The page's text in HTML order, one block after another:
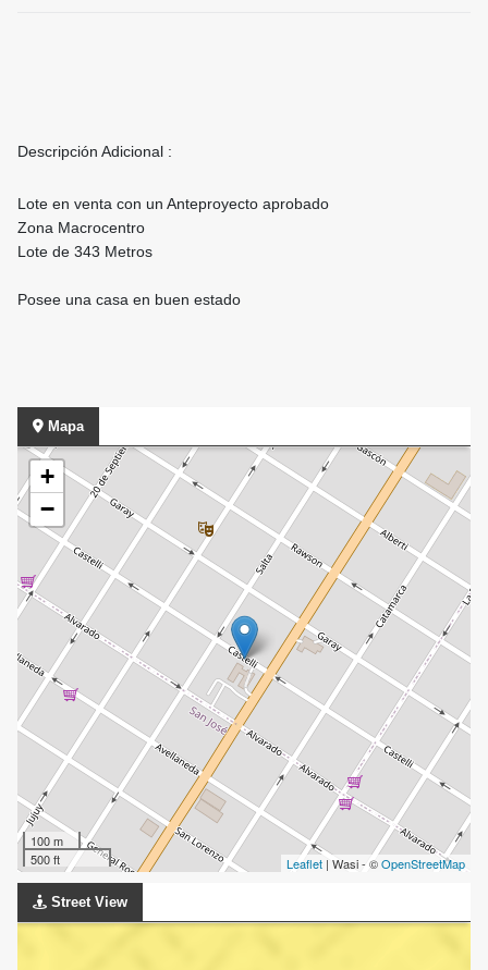
Descripción Adicional :
Lote en venta con un Anteproyecto aprobado
Zona Macrocentro
Lote de 343 Metros
Posee una casa en buen estado
Mapa
+
−
100 m
500 ft
Leaflet | Wasi - ©OpenStreetMap
Street View